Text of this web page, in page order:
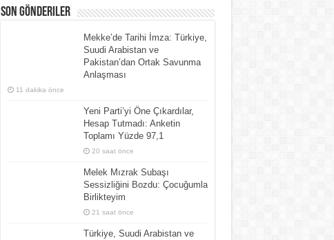
Son Gönderiler
Mekke’de Tarihi İmza: Türkiye,
Suudi Arabistan ve
Pakistan’dan Ortak Savunma
Anlaşması
11 dakika önce
Yeni Parti’yi Öne Çıkardılar,
Hesap Tutmadı: Anketin
Toplamı Yüzde 97,1
20 saat önce
Melek Mızrak Subaşı
Sessizliğini Bozdu: Çocuğumla
Birlikteyim
21 saat önce
Türkiye, Suudi Arabistan ve